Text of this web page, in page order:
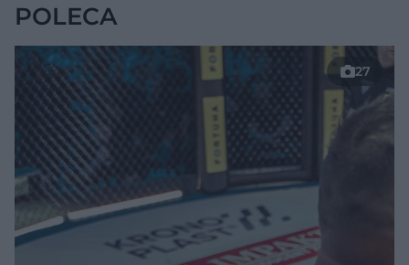
POLECA
27